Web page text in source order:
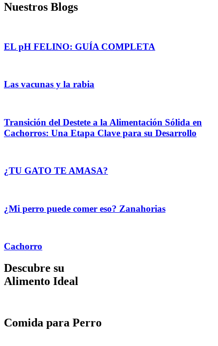
Nuestros Blogs
EL pH FELINO: GUÍA COMPLETA
Las vacunas y la rabia
Transición del Destete a la Alimentación Sólida en
Cachorros: Una Etapa Clave para su Desarrollo
¿TU GATO TE AMASA?
¿Mi perro puede comer eso? Zanahorias
Cachorro
Descubre su
Alimento Ideal
Comida para Perro